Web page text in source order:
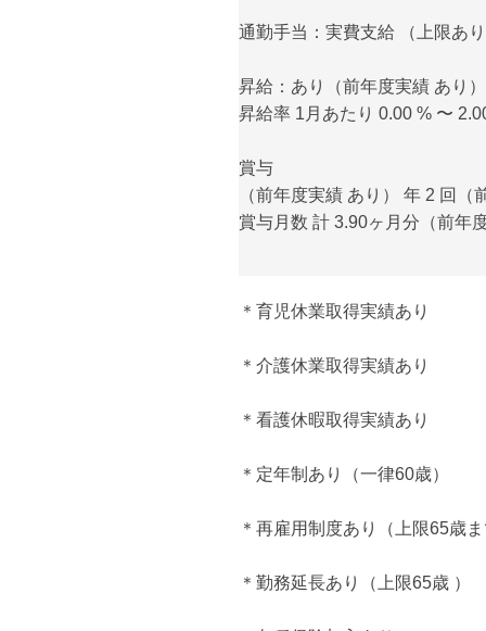
通勤手当：実費支給 （上限あ
昇給：あり（前年度実績 あり）
昇給率 1月あたり 0.00 % 〜
賞与
（前年度実績 あり） 年 2 回（
賞与月数 計 3.90ヶ月分（前年
＊育児休業取得実績あり
＊介護休業取得実績あり
＊看護休暇取得実績あり
＊定年制あり（一律60歳）
＊再雇用制度あり（上限65歳
＊勤務延長あり（上限65歳 ）